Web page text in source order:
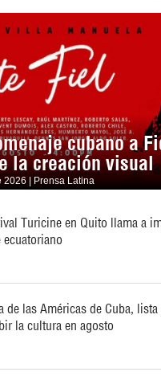
cubano a
la creación visual
2026 | Prensa Latina
Turicine en Quito llama a
ecuatoriano
de las Américas de Cuba, lista
la cultura en agosto